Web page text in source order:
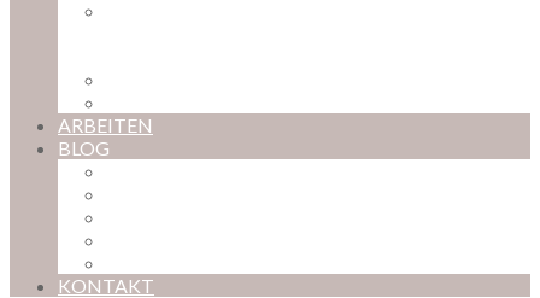
ARBEITEN
BLOG
KONTAKT